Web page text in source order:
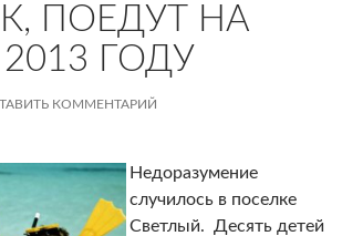
ПОЕДУТ НА
ГОДУ
КОММЕНТАРИЙ
Недоразумение
случилось в поселке
Светлый. Десять детей